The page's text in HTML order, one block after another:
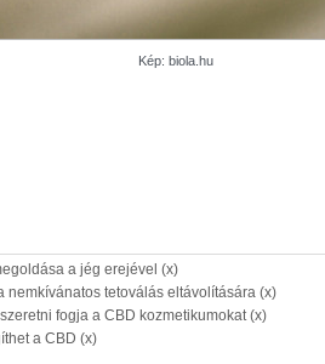
Kép: biola.hu
a jég erejével (x)
nemkívánatos tetoválás eltávolítására (x)
fogja a CBD kozmetikumokat (x)
a CBD (x)